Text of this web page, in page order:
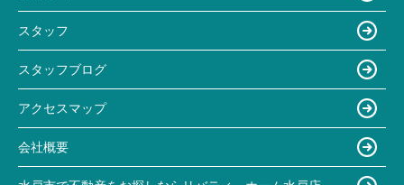
スタッフ
スタッフブログ
アクセスマップ
会社概要